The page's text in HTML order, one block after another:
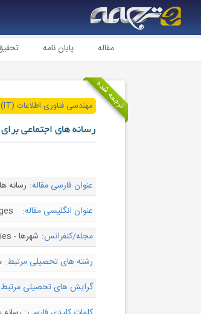
مقاله پایان نامه
ترجمه شدهمهندسی فناوری اطلاعات (IT)
رسانه های اجتماعی
عنوان فارسی مقاله: رسانه
عنوان انگلیسی مقاله:
مجله/کنفرانس: شهرها - Cities
رشته های تحصیلی مرتبط:
گرایش های تحصیلی